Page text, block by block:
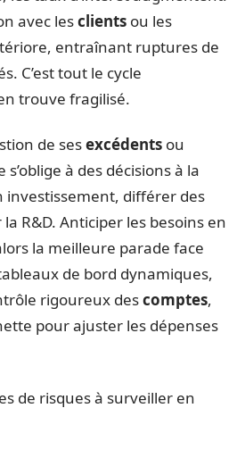
avec lesclients ou les
entraînant ruptures de
C’est tout le cycle
trouve fragilisé.
de sesexcédents ou
s’oblige à des décisions à la
investissement, différer des
R&D. Anticiper les besoins en
la meilleure parade face
de bord dynamiques,
rigoureux descomptes,
pour ajuster les dépenses
de risques à surveiller en